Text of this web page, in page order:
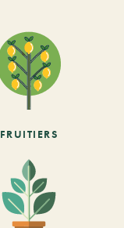
FRUITIERS